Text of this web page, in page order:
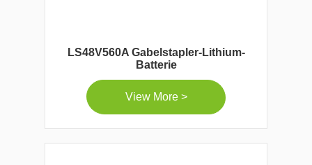
LS48V560A Gabelstapler-Lithium-
Batterie
View More >